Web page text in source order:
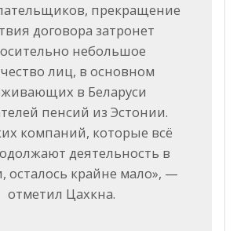
прекращение
договора затронет
небольшое
лиц, в основном
в Беларуси
пенсий из Эстонии.
компаний, которые всё
деятельность в
осталось крайне мало», —
отметил Цахкна.